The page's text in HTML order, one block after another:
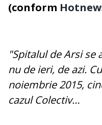
(conform
"Spitalul de Arsi se
nu de ieri, de azi.
noiembrie 2015,
cazul Colectiv…